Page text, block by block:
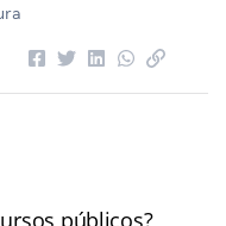
públicos?